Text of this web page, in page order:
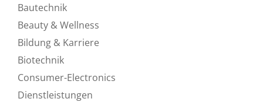
Bautechnik
Beauty & Wellness
Bildung & Karriere
Biotechnik
Consumer-Electronics
Dienstleistungen